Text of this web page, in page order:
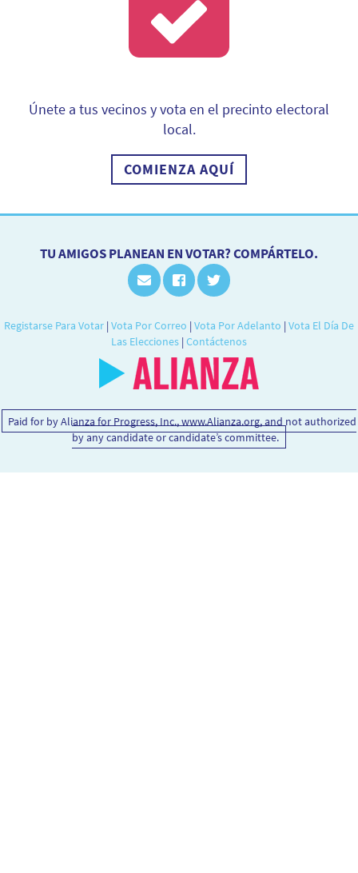
Únete a tus vecinos y vota en el precinto electoral
local.
COMIENZA AQUÍ
TU AMIGOS PLANEAN EN VOTAR? COMPÁRTELO.
Registarse Para Votar | Vota Por Correo | Vota Por Adelanto | Vota El Día De
Las Elecciones | Contáctenos
Paid for by Alianza for Progress, Inc., www.Alianza.org, and not authorized
by any candidate or candidate’s committee.